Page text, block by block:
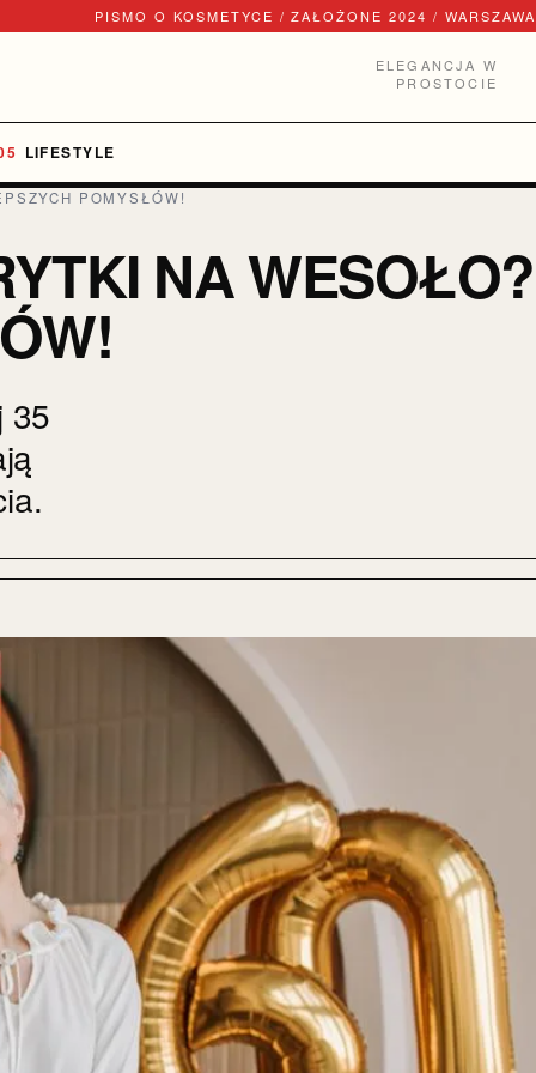
PISMO O KOSMETYCE / ZAŁOŻONE 2024 / WARSZAWA
ELEGANCJA W
PROSTOCIE
LIFESTYLE
POMYSŁÓW!
NA WESOŁO?
35